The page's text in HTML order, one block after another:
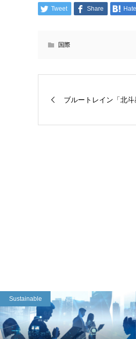
Tweet Share
国際
ブルートレイン「北
Sustainable